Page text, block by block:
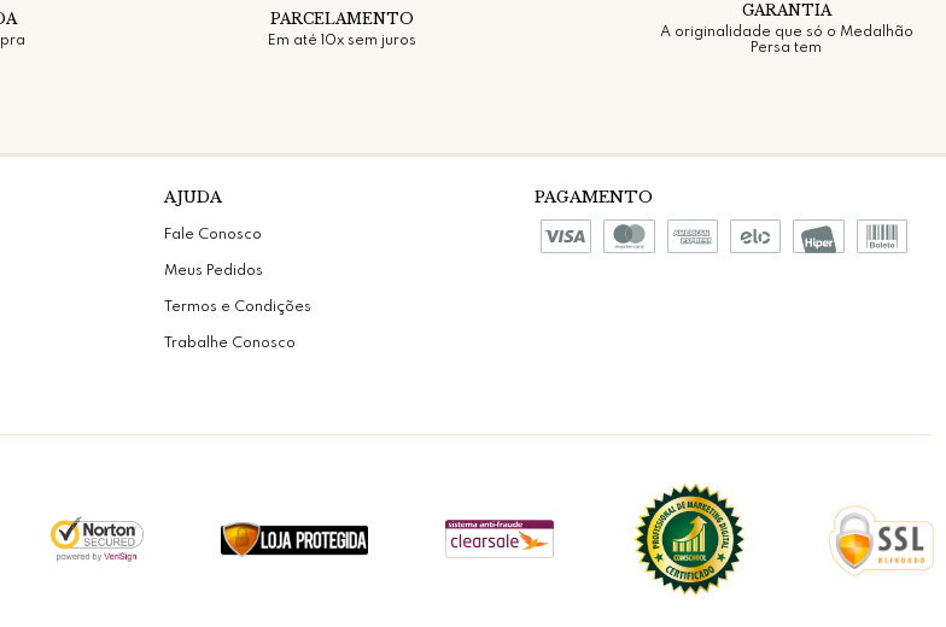
PARCELAMENTO
Em até 10x sem juros
GARANTIA
A originalidade que só o Medalhão
Persa tem
AJUDA
Fale Conosco
Meus Pedidos
Termos e Condições
Trabalhe Conosco
PAGAMENTO